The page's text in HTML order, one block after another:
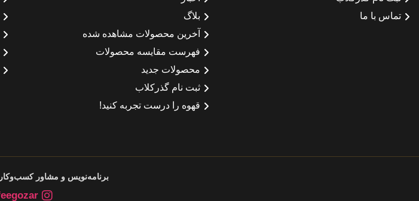
تماس با ما
بلاگ
آخرین محصولات مشاهده شده
فهرست مقایسه محصولات
محصولات جدید
ثبت نام گذرکلاب
قهوه را درست تجربه کنید!
برنامه‌نویس و مشاور